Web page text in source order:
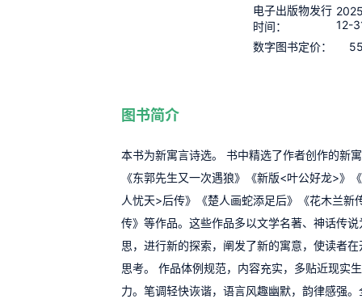
电子出版物发行
时间：
12-
数字图书定价：
图书简介
本书为新寓言诗选。 书中精选了作者创作的新
《东郭先生又一次遇狼》《新版<叶公好龙>》
人忧天>后传》《楚人画蛇添足后》《花木兰新
传》等作品。这些作品多以文学名著、神话传
思，进行新的探索，阐发了新的寓意，使读者
思考。 作品体例规范，内容充实，多贴近现实
力。笔调轻快诙谐，语言风趣幽默，韵律感强